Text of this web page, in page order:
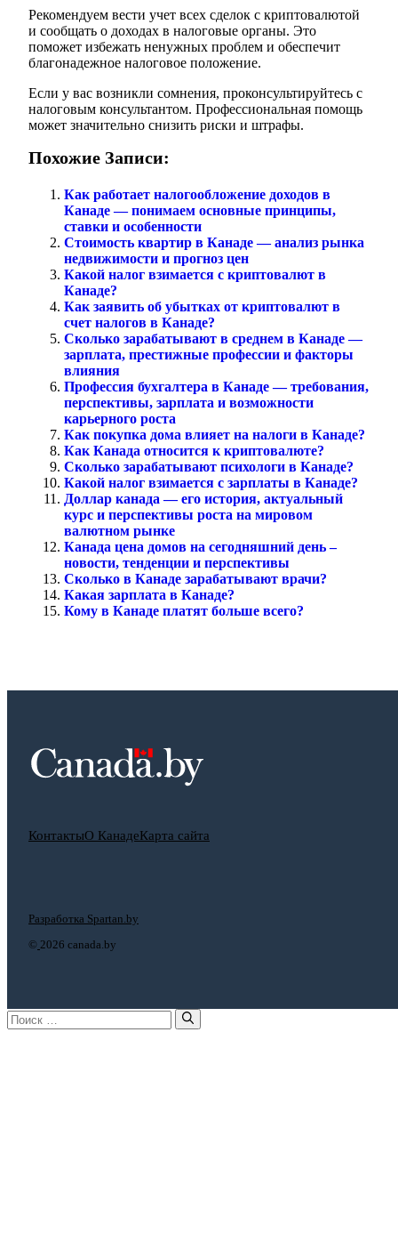
Рекомендуем вести учет всех сделок с криптовалютой
и сообщать о доходах в налоговые органы. Это
поможет избежать ненужных проблем и обеспечит
благонадежное налоговое положение.
Если у вас возникли сомнения, проконсультируйтесь с
налоговым консультантом. Профессиональная помощь
может значительно снизить риски и штрафы.
Похожие Записи:
Как работает налогообложение доходов в
Канаде — понимаем основные принципы,
ставки и особенности
Стоимость квартир в Канаде — анализ рынка
недвижимости и прогноз цен
Какой налог взимается с криптовалют в
Канаде?
Как заявить об убытках от криптовалют в
счет налогов в Канаде?
Сколько зарабатывают в среднем в Канаде —
зарплата, престижные профессии и факторы
влияния
Профессия бухгалтера в Канаде — требования,
перспективы, зарплата и возможности
карьерного роста
Как покупка дома влияет на налоги в Канаде?
Как Канада относится к криптовалюте?
Сколько зарабатывают психологи в Канаде?
Какой налог взимается с зарплаты в Канаде?
Доллар канада — его история, актуальный
курс и перспективы роста на мировом
валютном рынке
Канада цена домов на сегодняшний день –
новости, тенденции и перспективы
Сколько в Канаде зарабатывают врачи?
Какая зарплата в Канаде?
Кому в Канаде платят больше всего?
КонтактыО КанадеКарта сайта
© 2026 canada.by
Разработка Spartan.by
Поиск: